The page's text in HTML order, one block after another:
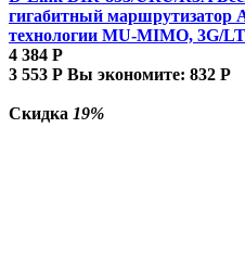
гигабитный маршрутизатор
технологии MU-MIMO, 3G/
4 384 Р
3 553 Р Вы экономите: 832 Р
Скидка 19%